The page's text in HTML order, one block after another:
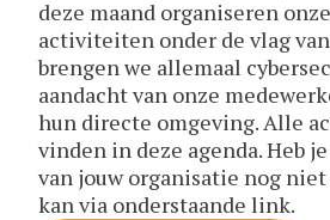
deze maand organiseren
activiteiten onder de vlag
brengen we allemaal
aandacht van onze
hun directe omgeving. Alle
vinden in deze agenda. Heb
van jouw organisatie nog
kan via onderstaande link.